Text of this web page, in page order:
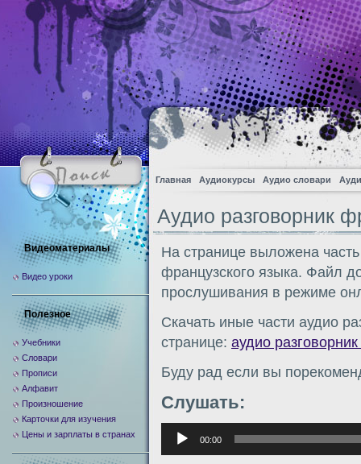
Главная Аудиокурсы Аудио словари
Аудио разговорник
На странице выложена
французского языка. Файл
прослушивания в режиме
Скачать иные части аудио
странице: аудио
Буду рад если вы
Слушать:
Аудиоплеер
00:00
Видеоматериалы
Видео уроки
Полезное
Учебники
Словари
Прописи
Алфавит
Произношение
Карточки для изучения
Цены и зарплаты в странах